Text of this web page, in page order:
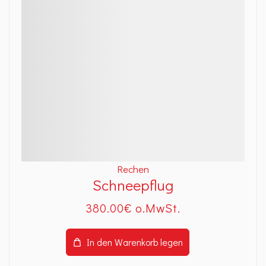
Rechen
Schneepflug
380.00€
In den Warenkorb legen